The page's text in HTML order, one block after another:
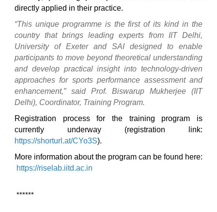
directly applied in their practice.
“This unique programme is the first of its kind in the
country that brings leading experts from IIT Delhi,
University of Exeter and SAI designed to enable
participants to move beyond theoretical understanding
and develop practical insight into technology-driven
approaches for sports performance assessment and
enhancement,” said Prof. Biswarup Mukherjee (IIT
Delhi), Coordinator, Training Program.
Registration process for the training program is
currently underway (registration link:
https://shorturl.at/CYo3S).
More information about the program can be found here:
https://riselab.iitd.ac.in
******